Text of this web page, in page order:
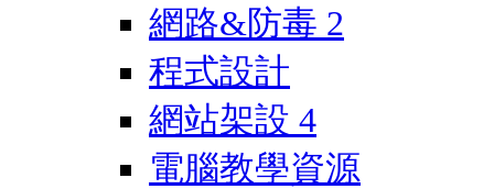
網路&防毒 2
程式設計
網站架設 4
電腦教學資源